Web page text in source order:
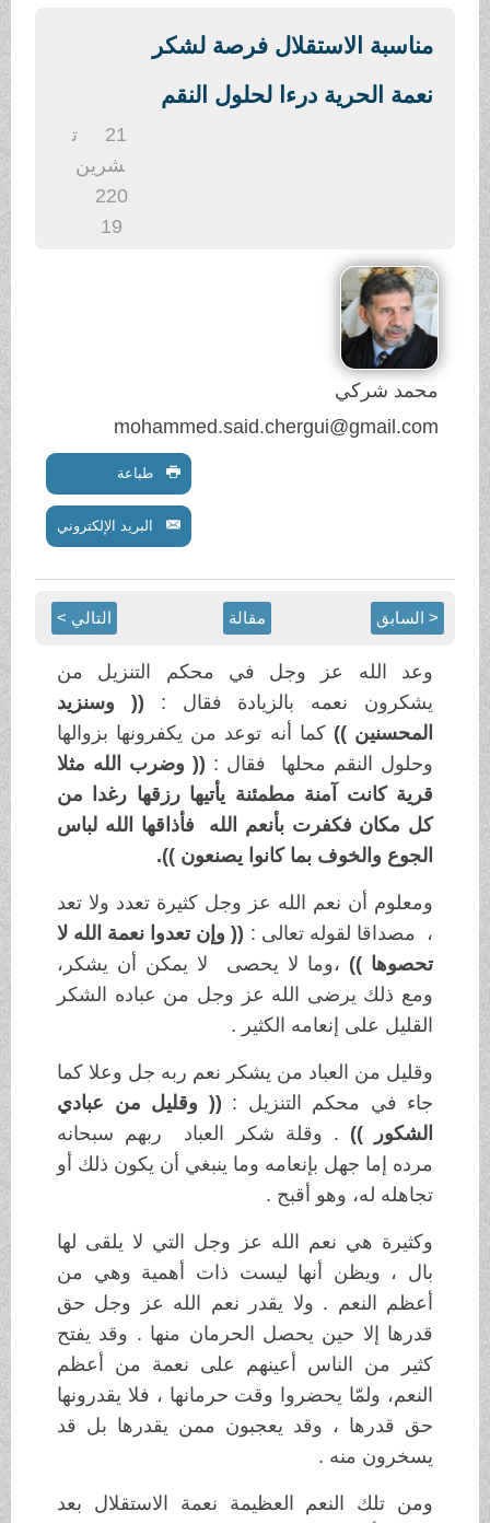
مناسبة الاستقلال فرصة لشكر
نعمة الحرية درءا لحلول النقم
شرين
220
محمد شركي
mohammed.said.chergui@gmail.com
طباعة
البريد الإلكتروني
< السابق مقالة التالي >
وعد الله عز وجل في محكم التنزيل من
يشكرون نعمه بالزيادة فقال : (( وسنزيد
المحسنين )) كما أنه توعد من يكفرونها بزوالها
وحلول النقم محلها فقال : (( وضرب الله مثلا
قرية كانت آمنة مطمئنة يأتيها رزقها رغدا من
كل مكان فكفرت بأنعم الله فأذاقها الله لباس
الجوع والخوف بما كانوا يصنعون )).
ومعلوم أن نعم الله عز وجل كثيرة تعدد ولا تعد
، مصداقا لقوله تعالى : (( وإن تعدوا نعمة الله لا
تحصوها )) ،وما لا يحصى لا يمكن أن يشكر،
ومع ذلك يرضى الله عز وجل من عباده الشكر
القليل على إنعامه الكثير .
وقليل من العباد من يشكر نعم ربه جل وعلا كما
جاء في محكم التنزيل : (( وقليل من عبادي
الشكور ))
. وقلة شكر العباد ربهم سبحانه
مرده إما جهل بإنعامه وما ينبغي أن يكون ذلك أو
تجاهله له، وهو أقبح .
وكثيرة هي نعم الله عز وجل التي لا يلقى لها
بال ، ويظن أنها ليست ذات أهمية وهي من
أعظم النعم . ولا يقدر نعم الله عز وجل حق
قدرها إلا حين يحصل الحرمان منها . وقد يفتح
كثير من الناس أعينهم على نعمة من أعظم
النعم، ولمّا يحضروا وقت حرمانها ، فلا يقدرونها
حق قدرها ، وقد يعجبون ممن يقدرها بل قد
يسخرون منه .
ومن تلك النعم العظيمة نعمة الاستقلال بعد